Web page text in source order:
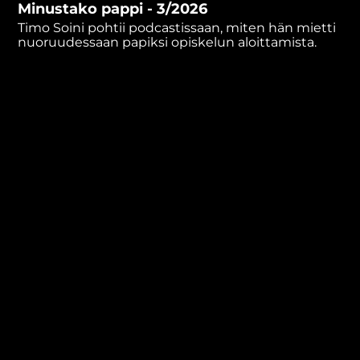
minutes,
13
seconds
Minustako pappi - 3/2026
Timo Soini pohtii podcastissaan, miten hän mietti
nuoruudessaan papiksi opiskelun aloittamista.